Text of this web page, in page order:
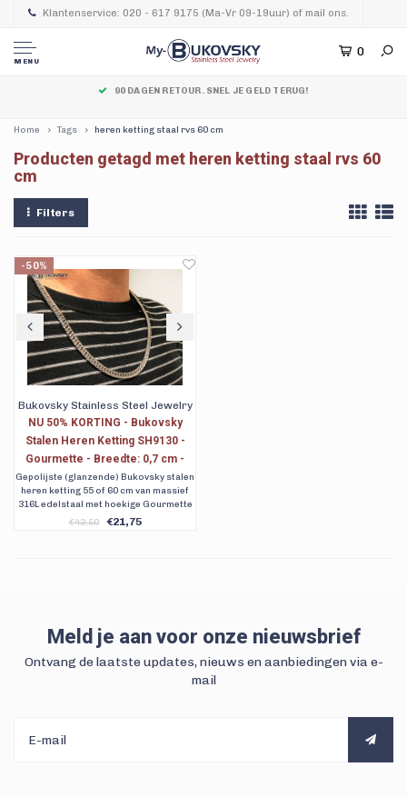
Klantenservice: 020 - 617 9175 (Ma-Vr 09-19uur) of mail ons.
MENU
0
90 DAGEN RETOUR. SNEL JE GELD TERUG!
Home Tags heren ketting staal rvs 60 cm
Producten getagd met heren ketting staal rvs 60
cm
Filters
-50%
Bukovsky Stainless Steel Jewelry
NU 50% KORTING - Bukovsky
Stalen Heren Ketting SH9130 -
Gourmette - Breedte: 0,7 cm -
Dikte: 0,3 cm - 2 Lengtematen. Nu
al vanaf € 19,75
Gepolijste (glanzende) Bukovsky stalen
heren ketting 55 of 60 cm van massief
316L edelstaal met hoekige Gourmette
schakels.
€43,50 €21,75
Meld je aan voor onze nieuwsbrief
Ontvang de laatste updates, nieuws en aanbiedingen via e-
mail